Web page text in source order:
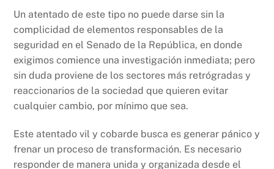
Un atentado de este tipo no puede darse sin la
complicidad de elementos responsables de la
seguridad en el Senado de la República, en donde
exigimos comience una investigación inmediata; pero
sin duda proviene de los sectores más retrógradas y
reaccionarios de la sociedad que quieren evitar
cualquier cambio, por mínimo que sea.
Este atentado vil y cobarde busca es generar pánico y
frenar un proceso de transformación. Es necesario
responder de manera unida y organizada desde el